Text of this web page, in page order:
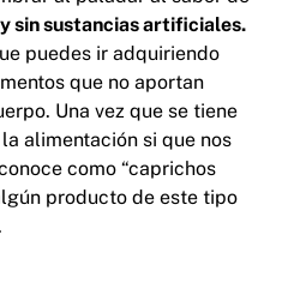
sin sustancias artificiales.
puedes ir adquiriendo
que no aportan
Una vez que se tiene
alimentación si que nos
como “caprichos
producto de este tipo